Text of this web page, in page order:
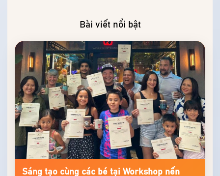
Bài viết nổi bật
Sáng tạo cùng các bé tại Workshop nến